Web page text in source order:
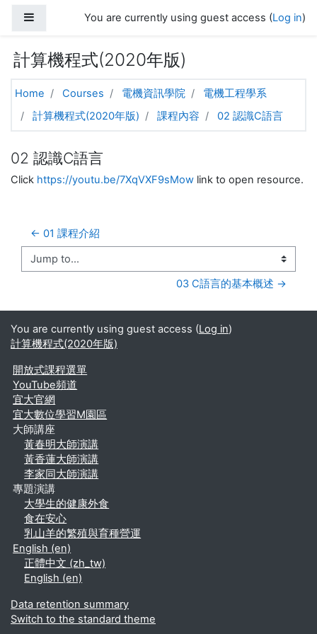
Side panelYou are currently using guest access (Log in)
計算機程式(2020年版)
Home Courses 電機資訊學院
電機工程學系
計算機程式(2020年版)
課程內容 02 認識C語言
02 認識C語言
Click https://youtu.be/7XqVXF9sMow link to open resource.
← 01 課程介紹
Jump to...
03 C語言的基本概述 →
You are currently using guest access (Log in)
計算機程式(2020年版)
開放式課程選單
YouTube頻道
宜大官網
宜大數位學習M園區
大師講座
黃春明大師演講
黃香蓮大師演講
李家同大師演講
專題演講
大學生的健康外食
食在安心
乳山羊的繁殖與育種營運
English ‎(en)‎
正體中文 ‎(zh_tw)‎
English ‎(en)‎
Data retention summary
Switch to the standard theme